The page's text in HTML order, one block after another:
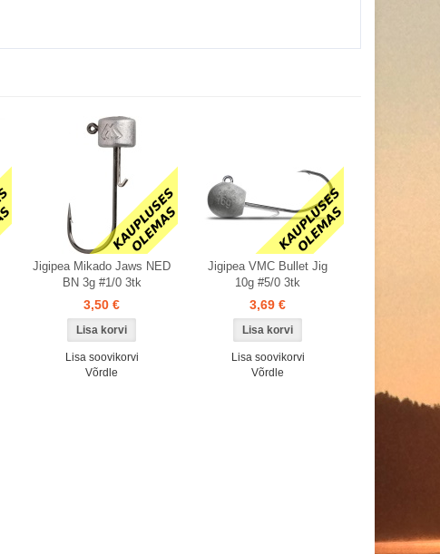
Jigipea Mikado Jaws NED
BN 3g #1/0 3tk
3,50 €
Lisa soovikorvi
Võrdle
Jigipea VMC Bullet Jig
10g #5/0 3tk
3,69 €
Lisa soovikorvi
Võrdle